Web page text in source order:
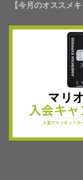
【今月のオススメ